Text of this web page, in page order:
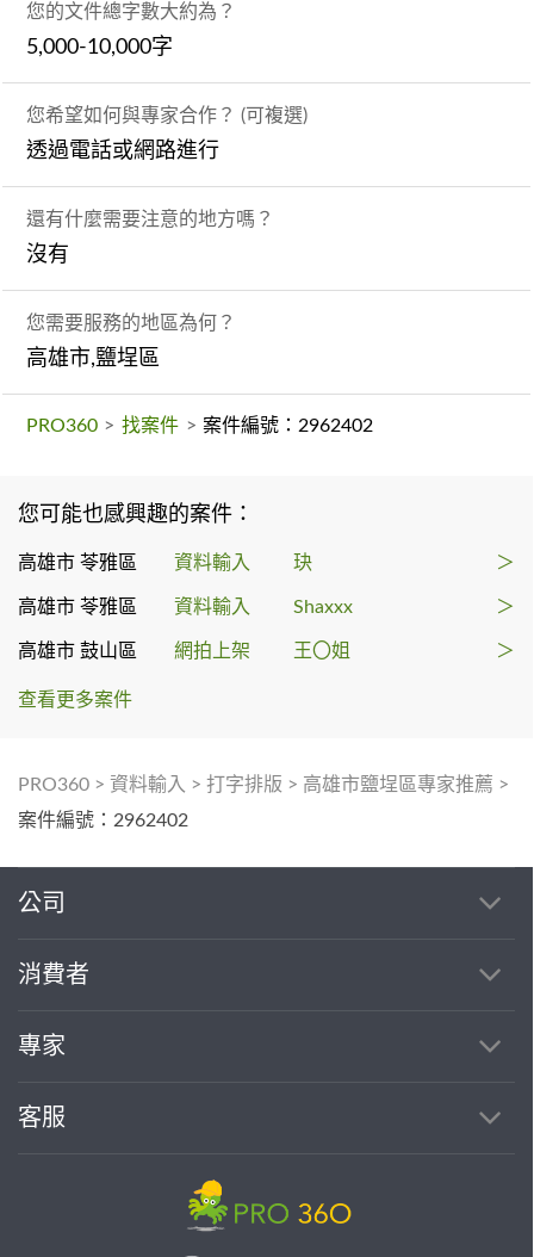
您的文件總字數大約為？
5,000-10,000字
您希望如何與專家合作？ (可複選)
透過電話或網路進行
還有什麼需要注意的地方嗎？
沒有
您需要服務的地區為何？
高雄市,鹽埕區
PRO360 > 找案件 > 案件編號：2962402
您可能也感興趣的案件：
高雄市 苓雅區 資料輸入 玦 ＞
高雄市 苓雅區 資料輸入 Shaxxx ＞
高雄市 鼓山區 網拍上架 王〇姐 ＞
查看更多案件
PRO360 > 資料輸入 > 打字排版 > 高雄市鹽埕區專家推薦 >
案件編號：2962402
公司
消費者
專家
客服